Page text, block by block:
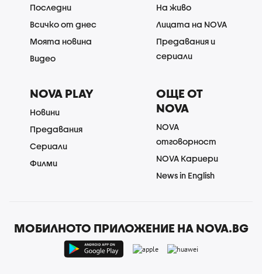
Последни
Всичко от днес
Моята новина
Видео
На живо
Лицата на NOVA
Предавания и
сериали
NOVA PLAY
Новини
Предавания
Сериали
Филми
ОЩЕ ОТ
NOVA
NOVA
отговорност
NOVA Кариери
News in English
МОБИЛНОТО ПРИЛОЖЕНИЕ НА NOVA.BG